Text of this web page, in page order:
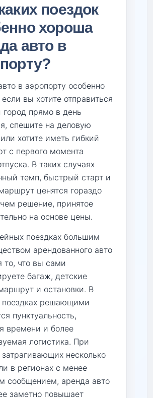
поездок
хороша
авто в
в аэропорту особенно
если вы хотите отправиться
город прямо в день
спешите на деловую
хотите иметь гибкий
с первого момента
В таких случаях
темп, быстрый старт и
ценятся гораздо
решение, принятое
на основе цены.
поездках большим
арендованного авто
то, что вы сами
багаж, детские
и остановки. В
поездках решающими
пунктуальность,
времени и более
логистика. При
затрагивающих несколько
в регионах с менее
сообщением, аренда авто
заметно повышает